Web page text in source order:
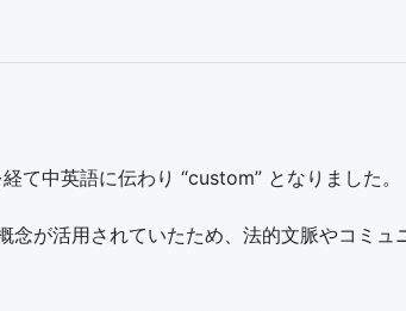
て中英語に伝わり “custom” となりました。
が活用されていたため、法的文脈やコミュ